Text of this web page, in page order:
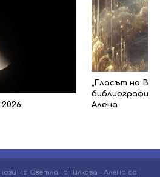
„Гласът на
Алена
на Светлана Тилкова - Алена са